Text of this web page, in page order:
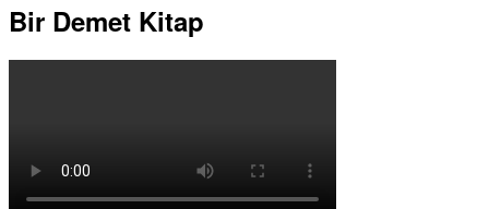
Bir Demet Kitap